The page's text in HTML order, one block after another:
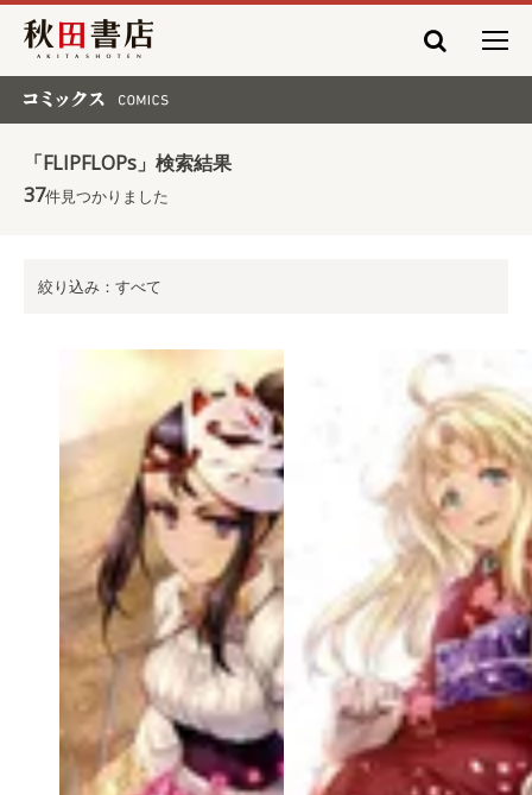
秋田書店
「FLIPFLOPs」検索結果
37件見つかりました
絞り込み：すべて